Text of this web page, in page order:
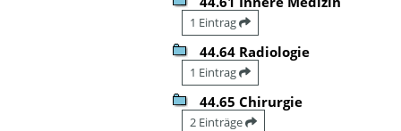
1 Eintrag
44.64 Radiologie
1 Eintrag
44.65 Chirurgie
2 Einträge